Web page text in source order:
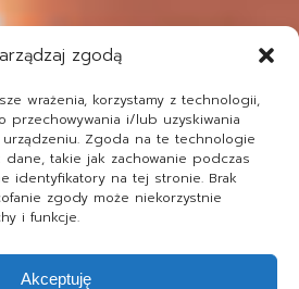
zgodą
wrażenia, korzystamy z technologii,
i/lub uzyskiwania
Zgoda na te technologie
dane, takie jak zachowanie podczas
identyfikatory na tej stronie. Brak
zgody może niekorzystnie
i funkcje.
Akceptuję